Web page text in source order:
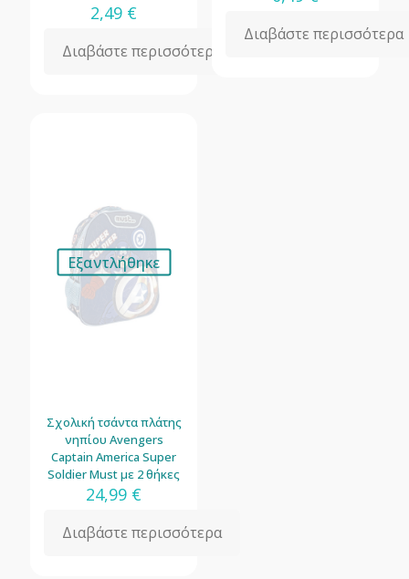
2,49 €
Διαβάστε περισσότερα
Διαβάστε περισσότερα
Εξαντλήθηκε
Σχολική τσάντα πλάτης
νηπίου Avengers
Captain America Super
Soldier Must με 2 θήκες
24,99 €
Διαβάστε περισσότερα